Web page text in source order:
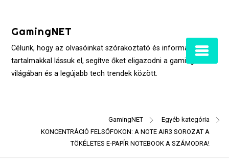
contentGamingNET
Célunk, hogy az olvasóinkat szórakoztató és informatív
tartalmakkal lássuk el, segítve őket eligazodni a gaming
világában és a legújabb tech trendek között.
GamingNET
Egyéb kategória
KONCENTRÁCIÓ FELSŐFOKON: A NOTE AIR3 SOROZAT A
TÖKÉLETES E-PAPÍR NOTEBOOK A SZÁMODRA!